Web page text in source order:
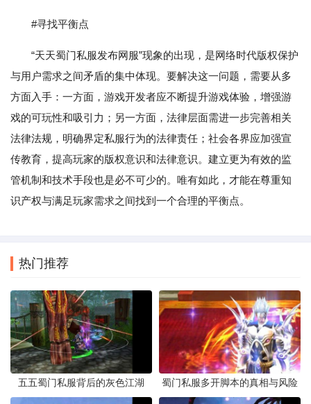
#寻找平衡点
“天天蜀门私服发布网服”现象的出现，是网络时代版权保护
与用户需求之间矛盾的集中体现。要解决这一问题，需要从多
方面入手：一方面，游戏开发者应不断提升游戏体验，增强游
戏的可玩性和吸引力；另一方面，法律层面需进一步完善相关
法律法规，明确界定私服行为的法律责任；社会各界应加强宣
传教育，提高玩家的版权意识和法律意识。建立更为有效的监
管机制和技术手段也是必不可少的。唯有如此，才能在尊重知
识产权与满足玩家需求之间找到一个合理的平衡点。
热门推荐
五五蜀门私服背后的灰色江湖 蜀门私服多开脚本的真相与风险